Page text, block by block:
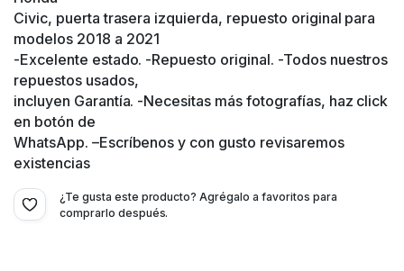
Civic, puerta trasera izquierda, repuesto original para
modelos 2018 a 2021
-Excelente estado. -Repuesto original. -Todos nuestros
repuestos usados,
incluyen Garantía. -Necesitas más fotografías, haz click
en botón de
WhatsApp. –Escríbenos y con gusto revisaremos
existencias
¿Te gusta este producto? Agrégalo a favoritos para
comprarlo después.